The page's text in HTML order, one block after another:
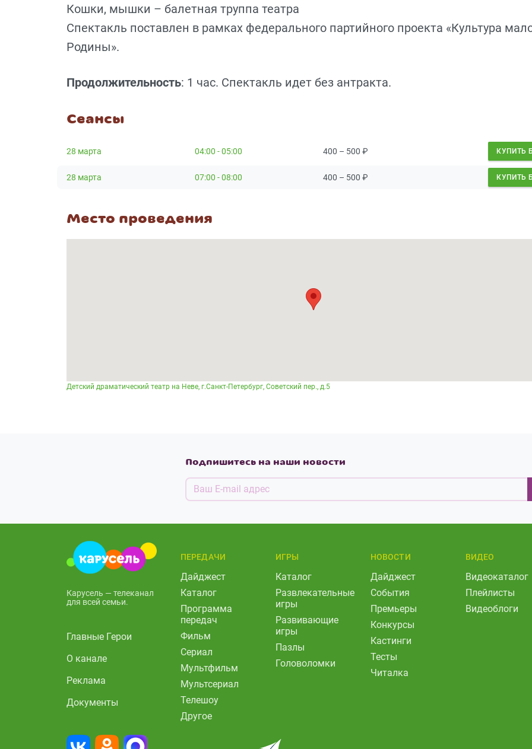
Кошки, мышки – балетная труппа театра
Спектакль поставлен в рамках федерального партийного проекта «Культура
Родины».
Продолжительность: 1 час. Спектакль идет без антракта.
Сеансы
28 марта 04:00 - 05:00 400 – 500 ₽ КУПИТЬ
28 марта 07:00 - 08:00 400 – 500 ₽ КУПИТЬ
Место проведения
Детский драматический театр на Неве, г.Санкт-Петербург, Советский пер., д.5
Подпишитесь на наши новости
Карусель — телеканал
для всей семьи.
Главные Герои
О канале
Реклама
Документы
ПЕРЕДАЧИ
Дайджест
Каталог
Программа
передач
Фильм
Сериал
Мультфильм
Мультсериал
Телешоу
Другое
ИГРЫ
Каталог
Развлекательные
игры
Развивающие
игры
Пазлы
Головоломки
НОВОСТИ
Дайджест
События
Премьеры
Конкурсы
Кастинги
Тесты
Читалка
ВИДЕО
Видеокаталог
Плейлисты
Видеоблоги